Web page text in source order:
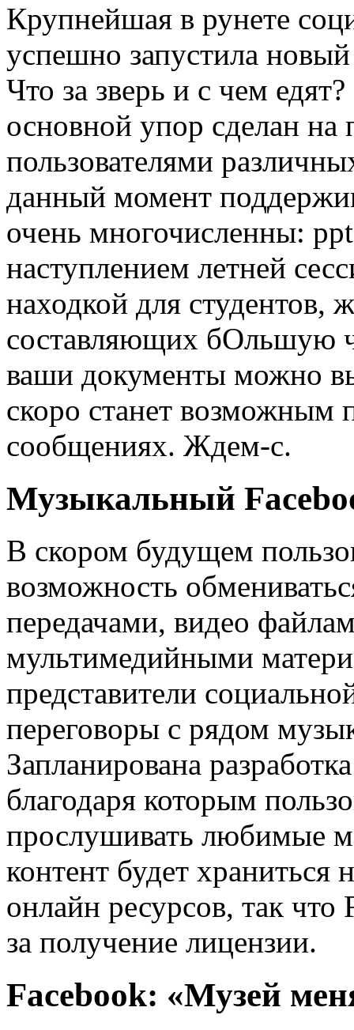
Крупнейшая в рунете
успешно запустила
Что за зверь и с чем
основной упор сделан на
пользователями
данный момент
очень многочисленны:
наступлением летней
находкой для студентов,
составляющих бОльшую
ваши документы можно
скоро станет возможным
сообщениях. Ждем-с.
Музыкальный
В скором будущем
возможность
передачами, видео
мультимедийными
представители
переговоры с рядом
Запланирована
благодаря которым
прослушивать любимые
контент будет храниться
онлайн ресурсов, так что
за получение лицензии.
Facebook: «Музей